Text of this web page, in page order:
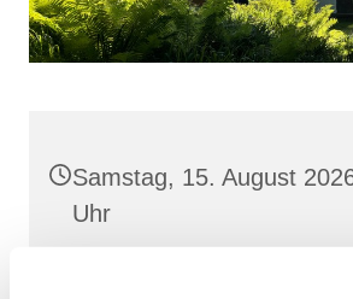
Samstag, 15. August
Uhr
Maria Meeresstern,